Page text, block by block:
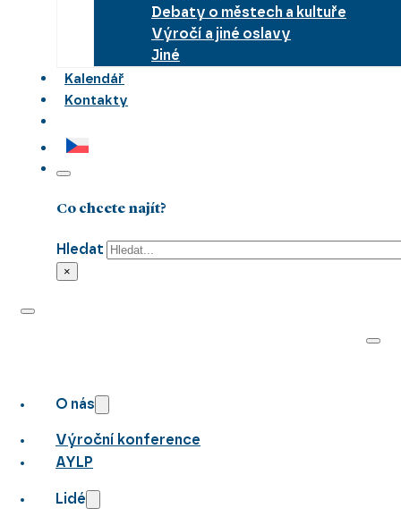
Debaty o městech a kultuře
Výročí a jiné oslavy
Jiné
Kalendář
Kontakty
Co chcete najít?
Hledat
×
O nás
Výroční konference
AYLP
Lidé